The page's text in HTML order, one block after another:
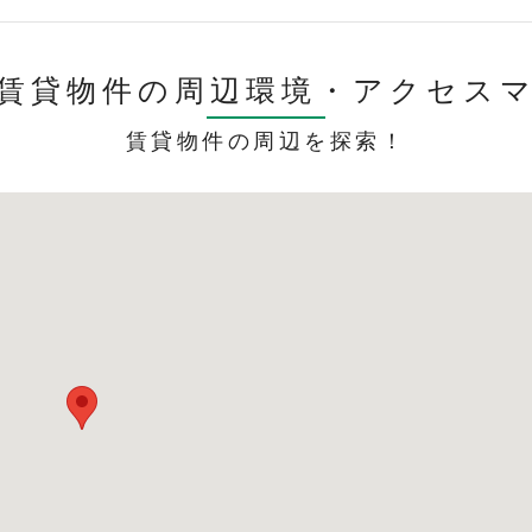
貸物件の周辺環境・ アクセス
賃貸物件の周辺を探索！